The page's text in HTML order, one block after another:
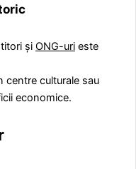
și ONG-uri este
centre culturale sau
economice.